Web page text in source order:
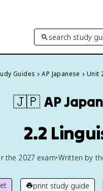
search study
Guides AP Japanese Unit
🇯🇵 AP
2.2
the 2027 exam•Written by
print study guide